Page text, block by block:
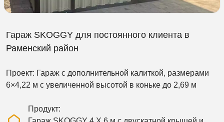
Гараж SKOGGY для постоянного клиента в
Раменский район
Проект: Гараж с дополнительной калиткой, размерами
6×4,22 м с увеличенной высотой в коньке до 2,69 м
Продукт